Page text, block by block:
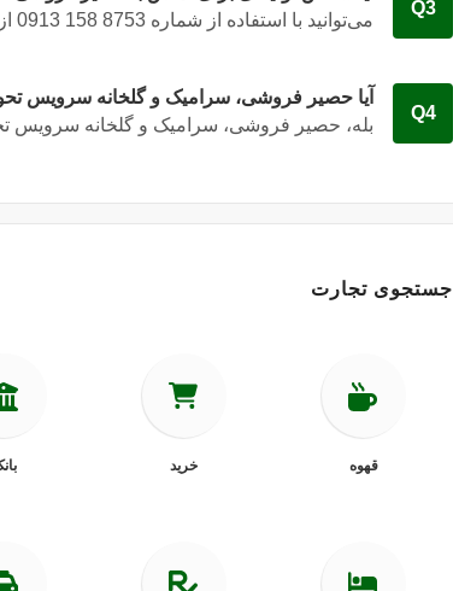
Q3
می‌توانید با استفاده از شماره 0913 158 8753
Q4
آیا حصیر فروشی، سرامیک و گلخانه سرویس
بله، حصیر فروشی، سرامیک و گلخانه سرویس
جستجوی تجارت
قهوه خرید